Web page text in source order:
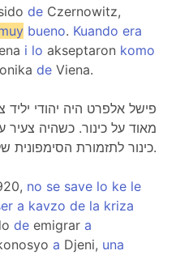
de Czernowitz,
bueno. Kuando era
i lo akseptaron komo
de Viena.
פישל אלפרט היה יהודי יליד
מאוד על כינור. כשהיה צעיר
כינור לתזמורת הסימפונית של וינה.
no se save lo ke le
a kavzo de la kriza
de emigrar a
a Djeni, una